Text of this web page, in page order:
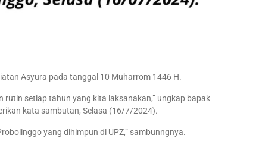
Asyura pada tanggal 10 Muharrom 1446 H.
rutin setiap tahun yang kita laksanakan,” ungkap bapak
kata sambutan, Selasa (16/7/2024).
yang dihimpun di UPZ,” sambunngnya.